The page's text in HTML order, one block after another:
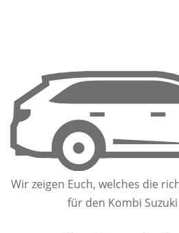
Wir zeigen Euch, welches die
für den Kombi